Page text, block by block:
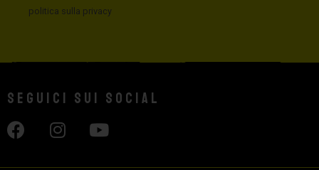
politica sulla privacy
Seguici sui social